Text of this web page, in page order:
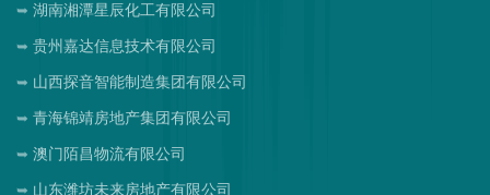
湖南湘潭星辰化工有限公司
贵州嘉达信息技术有限公司
山西探音智能制造集团有限公司
青海锦靖房地产集团有限公司
澳门陌昌物流有限公司
山东潍坊未来房地产有限公司